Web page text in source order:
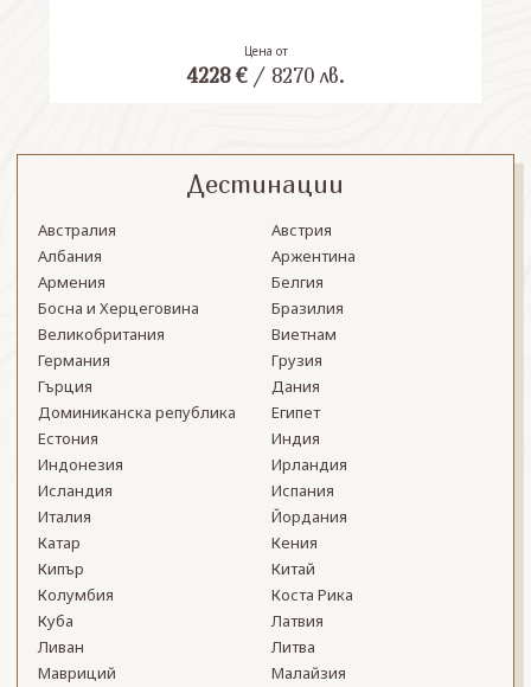
Цена от
4228 €/ 8270 лв.
Дестинации
Австралия
Австрия
Албания
Аржентина
Армения
Белгия
Босна и Херцеговина
Бразилия
Великобритания
Виетнам
Германия
Грузия
Гърция
Дания
Доминиканска република
Египет
Естония
Индия
Индонезия
Ирландия
Исландия
Испания
Италия
Йордания
Катар
Кения
Кипър
Китай
Колумбия
Коста Рика
Куба
Латвия
Ливан
Литва
Мавриций
Малайзия